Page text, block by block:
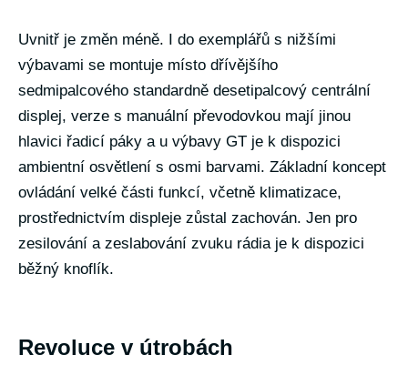
Uvnitř je změn méně. I do exemplářů s nižšími
výbavami se montuje místo dřívějšího
sedmipalcového standardně desetipalcový centrální
displej, verze s manuální převodovkou mají jinou
hlavici řadicí páky a u výbavy GT je k dispozici
ambientní osvětlení s osmi barvami. Základní koncept
ovládání velké části funkcí, včetně klimatizace,
prostřednictvím displeje zůstal zachován. Jen pro
zesilování a zeslabování zvuku rádia je k dispozici
běžný knoflík.
Revoluce v útrobách